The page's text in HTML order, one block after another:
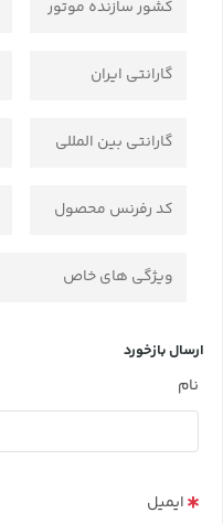
کشور سازنده موتور
گارانتی ایران
گارانتی بین المللی
کد رفرنس محصول
ویژگی های خاص
ارسال بازخورد
نام
ایمیل